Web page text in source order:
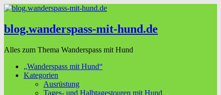
blog.wanderspass-mit-hund.de
Alles zum Thema Wanderspass mit Hund
„Wanderspass mit Hund“
Kategorien
Ausrüstung
Tages- und Halbtagestouren mit Hund